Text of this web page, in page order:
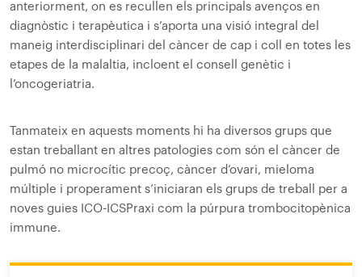
anteriorment, on es recullen els principals avenços en
diagnòstic i terapèutica i s’aporta una visió integral del
maneig interdisciplinari del càncer de cap i coll en totes les
etapes de la malaltia, incloent el consell genètic i
l’oncogeriatria.
Tanmateix en aquests moments hi ha diversos grups que
estan treballant en altres patologies com són el càncer de
pulmó no microcític precoç, càncer d’ovari, mieloma
múltiple i properament s’iniciaran els grups de treball per a
noves guies ICO-ICSPraxi com la púrpura trombocitopènica
immune.